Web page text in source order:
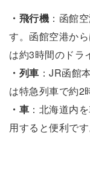
・飛行機 ：函館
す。函館空港か
は約3時間のドラ
・列車 ：JR函館
は特急列車で約2
・車 ：北海道内
用すると便利です